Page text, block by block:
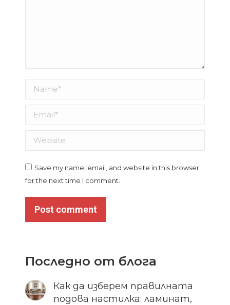
Name *
Email *
Website
Save my name, email, and website in this browser
for the next time I comment.
Post comment
Последно от блога
Как да изберем правилната
подова настилка: ламинат,